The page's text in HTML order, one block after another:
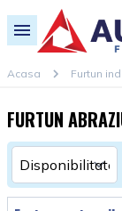
Acasa Furtun
FURTUN